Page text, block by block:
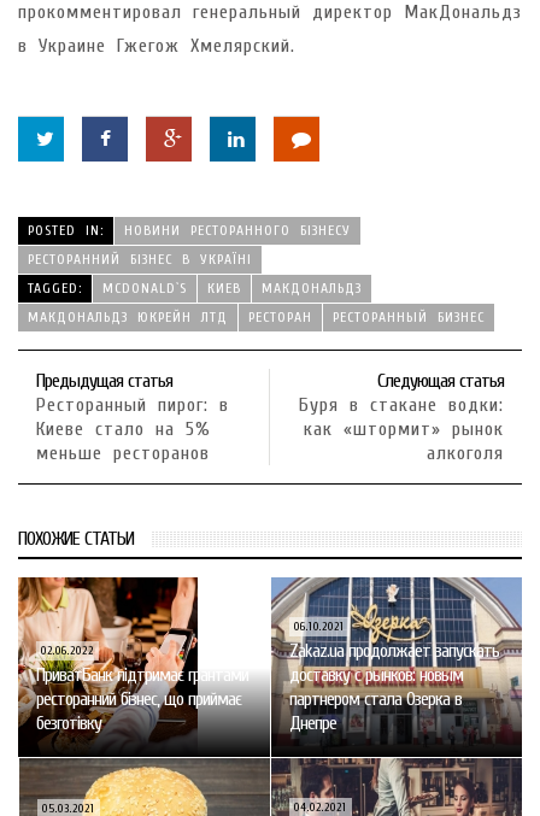
прокомментировал генеральный директор МакДональдз
в Украине Гжегож Хмелярский.
POSTED IN:
НОВИНИ РЕСТОРАННОГО БІЗНЕСУ
РЕСТОРАННИЙ БІЗНЕС В УКРАЇНІ
TAGGED:
MCDONALD`S КИЕВ
МАКДОНАЛЬДЗ
МАКДОНАЛЬДЗ ЮКРЕЙН ЛТД
РЕСТОРАН РЕСТОРАННЫЙ БИЗНЕС
Предыдущая статья
Ресторанный пирог: в
Киеве стало на 5%
меньше ресторанов
Следующая статья
Буря в стакане водки:
как «штормит» рынок
алкоголя
ПОХОЖИЕ СТАТЬИ
02.06.2022
ПриватБанк підтримає грантами
ресторанний бізнес, що приймає
безготівку
06.10.2021
Zakaz.ua продолжает запускать
доставку с рынков: новым
партнером стала Озерка в
Днепре
05.03.2021 04.02.2021